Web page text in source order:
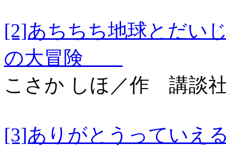
[2]あちちち地球とだ
の大冒険
こさか しほ／作 講談
[3]ありがとうってい